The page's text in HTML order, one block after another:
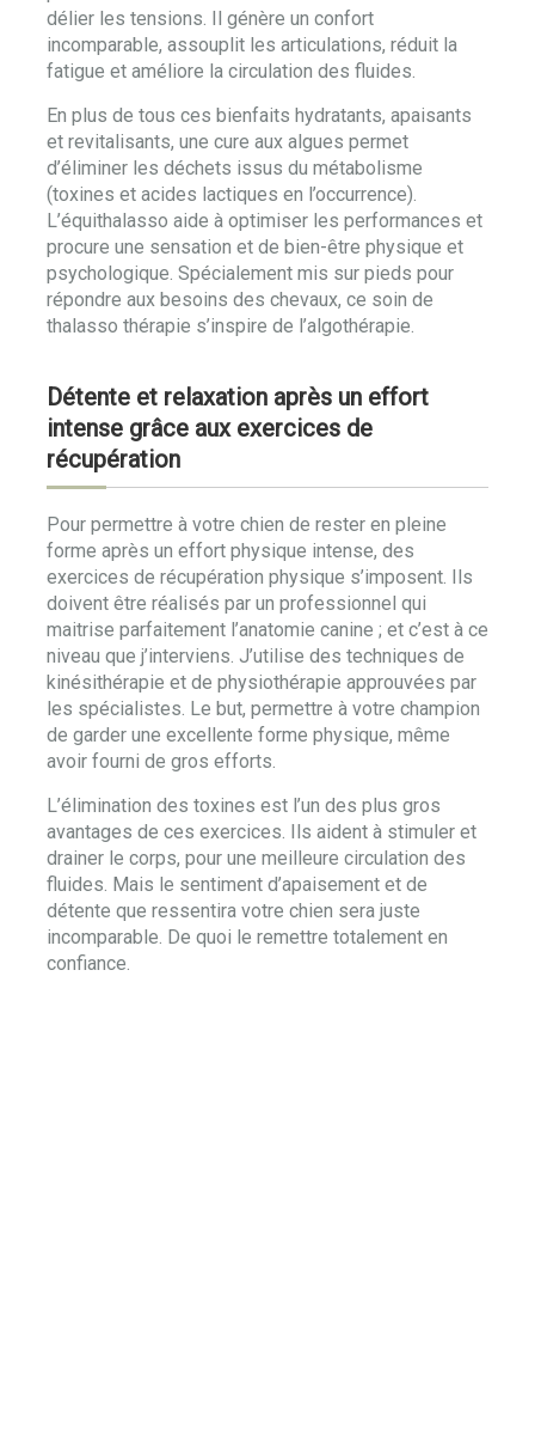
délier les tensions. Il génère un confort
incomparable, assouplit les articulations, réduit la
fatigue et améliore la circulation des fluides.
En plus de tous ces bienfaits hydratants, apaisants
et revitalisants, une cure aux algues permet
d’éliminer les déchets issus du métabolisme
(toxines et acides lactiques en l’occurrence).
L’équithalasso aide à optimiser les performances et
procure une sensation et de bien-être physique et
psychologique. Spécialement mis sur pieds pour
répondre aux besoins des chevaux, ce soin de
thalasso thérapie s’inspire de l’algothérapie.
Détente et relaxation après un effort
intense grâce aux exercices de
récupération
Pour permettre à votre chien de rester en pleine
forme après un effort physique intense, des
exercices de récupération physique s’imposent. Ils
doivent être réalisés par un professionnel qui
maitrise parfaitement l’anatomie canine ; et c’est à ce
niveau que j’interviens. J’utilise des techniques de
kinésithérapie et de physiothérapie approuvées par
les spécialistes. Le but, permettre à votre champion
de garder une excellente forme physique, même
avoir fourni de gros efforts.
L’élimination des toxines est l’un des plus gros
avantages de ces exercices. Ils aident à stimuler et
drainer le corps, pour une meilleure circulation des
fluides. Mais le sentiment d’apaisement et de
détente que ressentira votre chien sera juste
incomparable. De quoi le remettre totalement en
confiance.